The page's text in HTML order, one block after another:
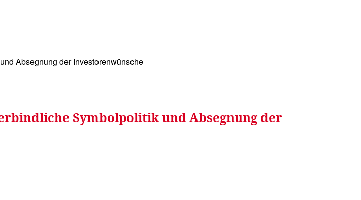
Absegnung der Investorenwünsche
Symbolpolitik und Absegnung der